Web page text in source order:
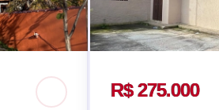
R$ 275.000